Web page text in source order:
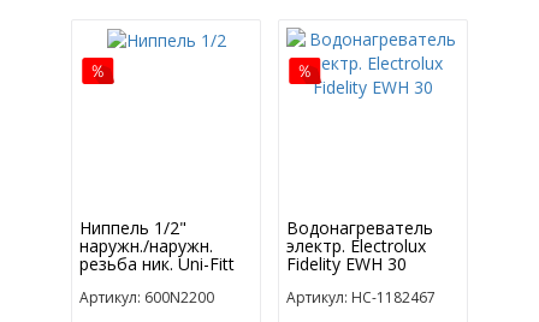
Ниппель 1/2"
наружн./наружн.
резьба ник. Uni-Fitt
Артикул: 600N2200
Водонагреватель
электр. Electrolux
Fidelity EWH 30
Артикул: НС-1182467